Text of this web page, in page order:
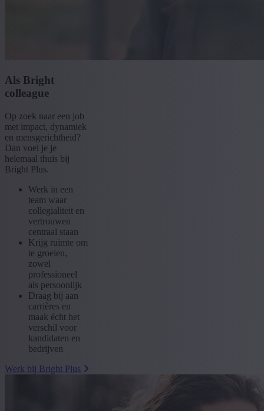
Als Bright
colleague
Op zoek naar een job
met impact, dynamiek
en mensgerichtheid?
Dan voel je je
helemaal thuis bij
Bright Plus.
Werk in een
team waar
collegialiteit en
vertrouwen
centraal staan
Krijg ruimte om
te groeien,
zowel
professioneel
als persoonlijk
Draag bij aan
carrières en
maak écht het
verschil voor
kandidaten en
bedrijven
Werk bij Bright Plus